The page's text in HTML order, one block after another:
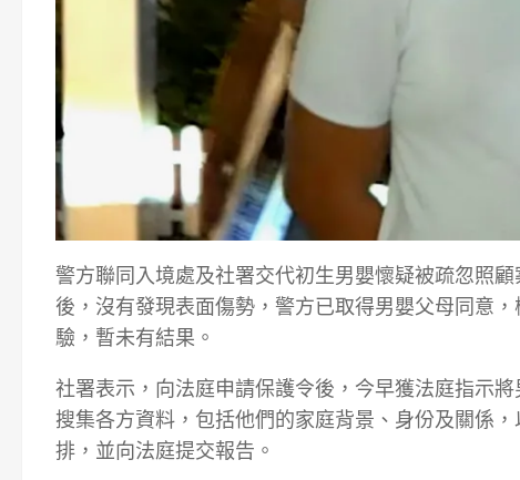
警方聯同入境處及社署交代初生男嬰懷疑被疏忽照
後，沒有發現表面傷勢，警方已取得男嬰父母同意
驗，暫未有結果。
社署表示，向法庭申請保護令後，今早獲法庭指示
搜集各方資料，包括他們的家庭背景、身份及關係
排，並向法庭提交報告。